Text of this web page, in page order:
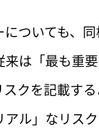
ついても、
来は「最も重
クを記載す
ル」なリス